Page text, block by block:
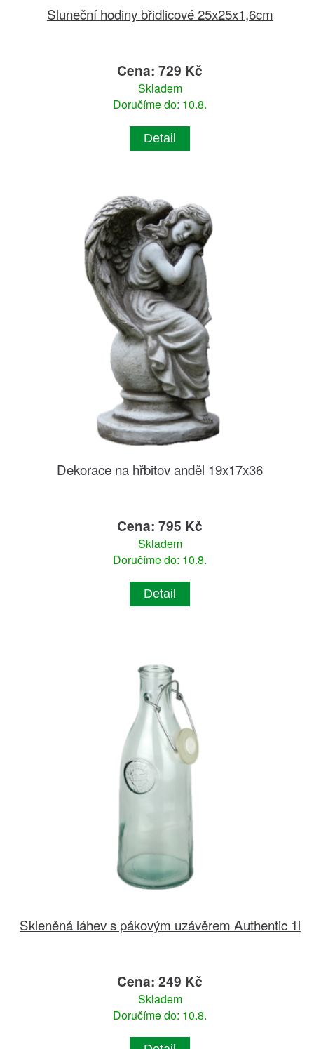
Sluneční hodiny břidlicové 25x25x1,6cm
Cena: 729 Kč
Skladem
Doručíme do: 10.8.
Detail
Dekorace na hřbitov anděl 19x17x36
Cena: 795 Kč
Skladem
Doručíme do: 10.8.
Detail
Skleněná láhev s pákovým uzávěrem Authentic 1l
Cena: 249 Kč
Skladem
Doručíme do: 10.8.